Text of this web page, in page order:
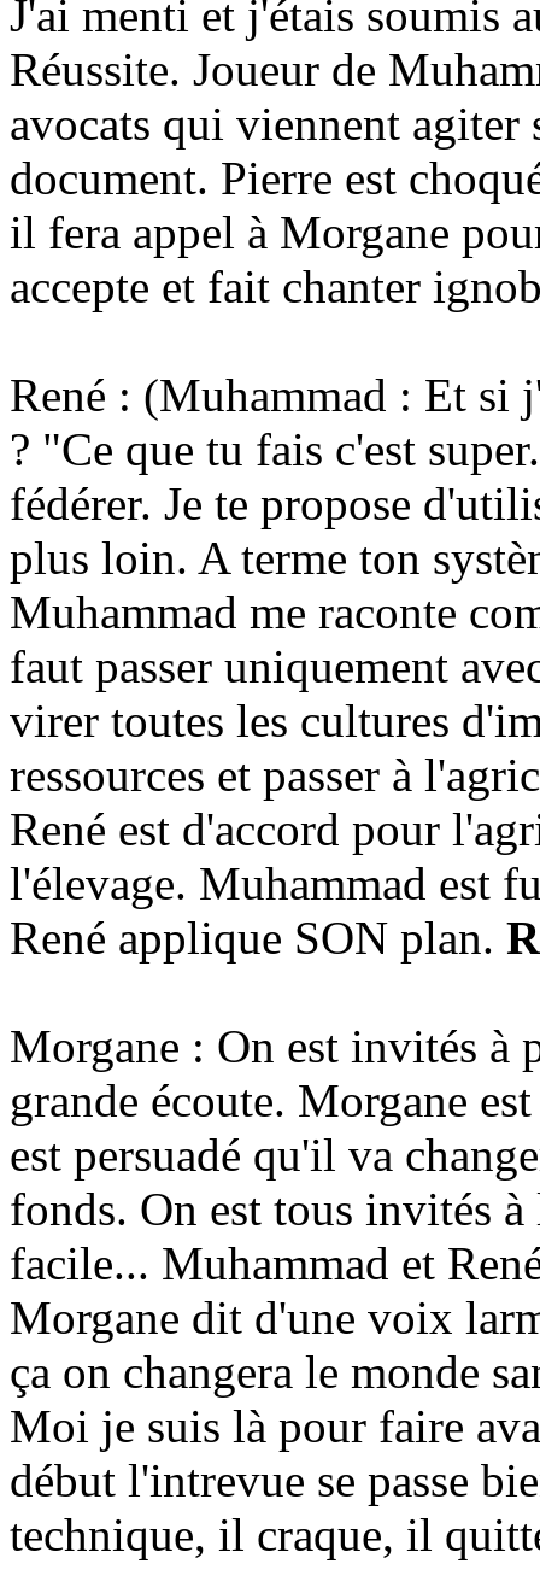
J'ai menti et j'étais soumis
Réussite. Joueur de
avocats qui viennent agiter
document. Pierre est
il fera appel à Morgane
accepte et fait chanter
René : (Muhammad : Et si
? "Ce que tu fais c'est
fédérer. Je te propose
plus loin. A terme ton
Muhammad me raconte
faut passer uniquement
virer toutes les cultures
ressources et passer à
René est d'accord pour
l'élevage. Muhammad est
René applique SON plan.
Morgane : On est invités à
grande écoute. Morgane
est persuadé qu'il va
fonds. On est tous invités
facile... Muhammad et
Morgane dit d'une voix
ça on changera le monde
Moi je suis là pour faire
début l'intrevue se passe
technique, il craque, il